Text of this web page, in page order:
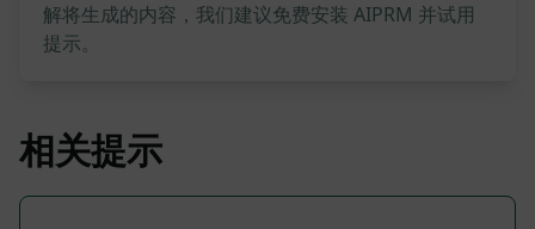
解将生成的内容，我们建议免费安装 AIPRM 并试用
提示。
相关提示